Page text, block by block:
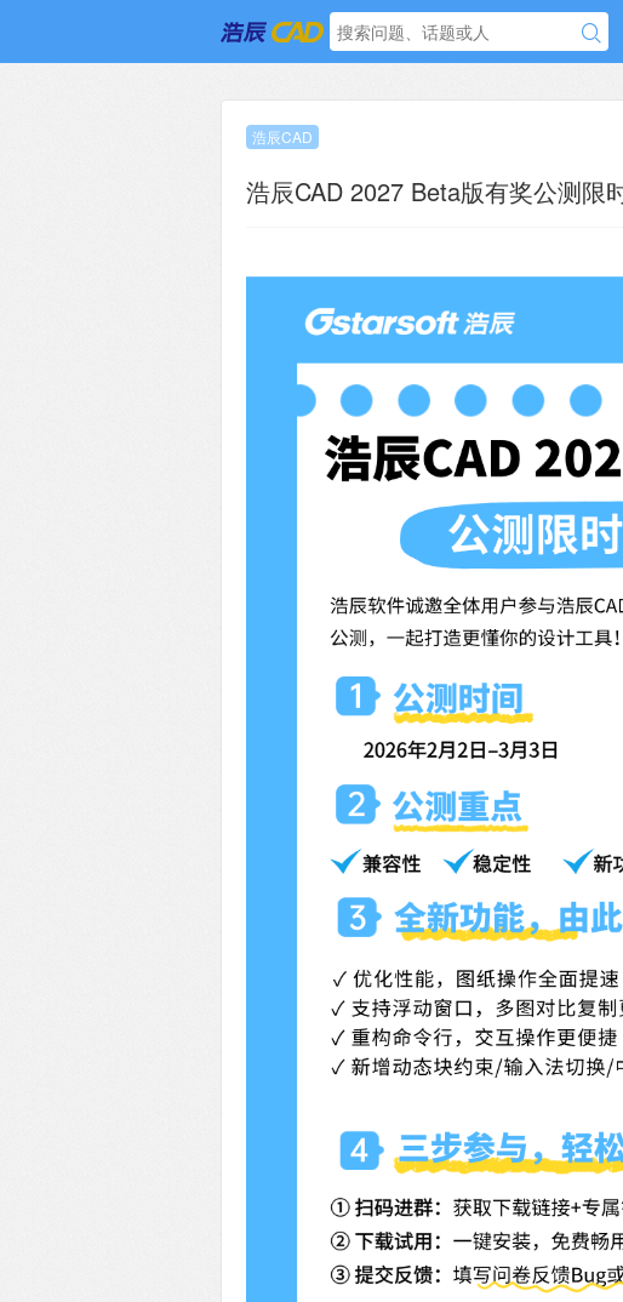
浩辰CAD
浩辰CAD 2027 Beta版有奖公测限